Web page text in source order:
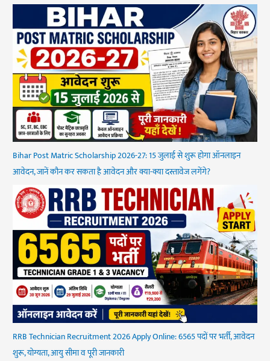
Bihar Post Matric Scholarship 2026-27: 15 जुलाई से शुरू होगा ऑनलाइन
आवेदन, जानें कौन कर सकता है आवेदन और क्या-क्या दस्तावेज लगेंगे?
RRB Technician Recruitment 2026 Apply Online: 6565 पदों पर भर्ती, आवेदन
शुरू, योग्यता, आयु सीमा व पूरी जानकारी